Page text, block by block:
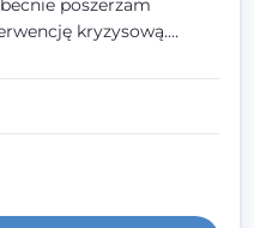
poszerzam
kryzysową.
trzeciej fali, łącząc
skuteczności.
dorosłym i parom w
by mogli żyć pełniej.